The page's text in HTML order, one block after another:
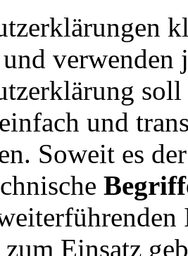
und
Soweit es
zum Einsatz